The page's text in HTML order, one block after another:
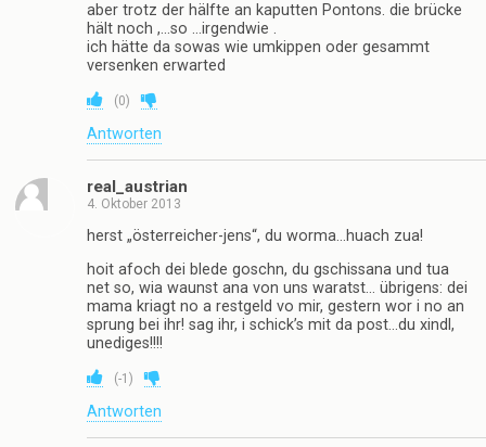
aber trotz der hälfte an kaputten Pontons. die brücke
hält noch ,…so …irgendwie .
ich hätte da sowas wie umkippen oder gesammt
versenken erwarted
(0)
Antworten
real_austrian
4. Oktober 2013
herst „österreicher-jens“, du worma…huach zua!
hoit afoch dei blede goschn, du gschissana und tua
net so, wia waunst ana von uns waratst… übrigens: dei
mama kriagt no a restgeld vo mir, gestern wor i no an
sprung bei ihr! sag ihr, i schick’s mit da post…du xindl,
unediges!!!!
(-1 )
Antworten